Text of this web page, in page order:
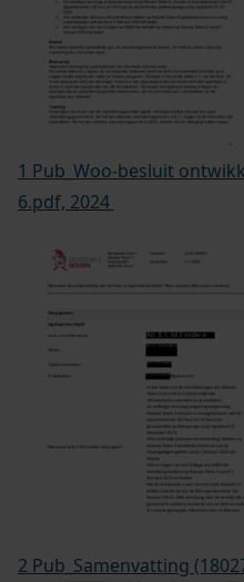
1 Pub_Woo-besluit
6.pdf, 2024
2 Pub_Samenvatting